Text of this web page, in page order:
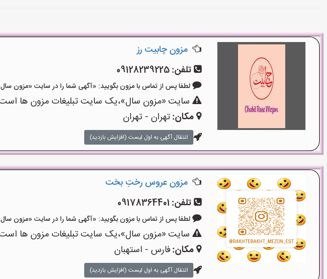
مزون چابیت رز
تلفن: 09128239225
لطفا پس از تماس با مزون بگویید: «آگهی شما را در سایت «مزون سال» دیده ام و
سایت «مزون سال»،یک سایت تبلیغات مزون ها است
مکان:تهران - تهران
انتقال آگهی به اول لیست (افزایش بازدید)
مزون عروس رختِ بخت
تلفن: 09178364401
لطفا پس از تماس با مزون بگویید: «آگهی شما را در سایت «مزون سال» دیده ام و
سایت «مزون سال»،یک سایت تبلیغات مزون ها است
مکان:فارس - استهبان
انتقال آگهی به اول لیست (افزایش بازدید)